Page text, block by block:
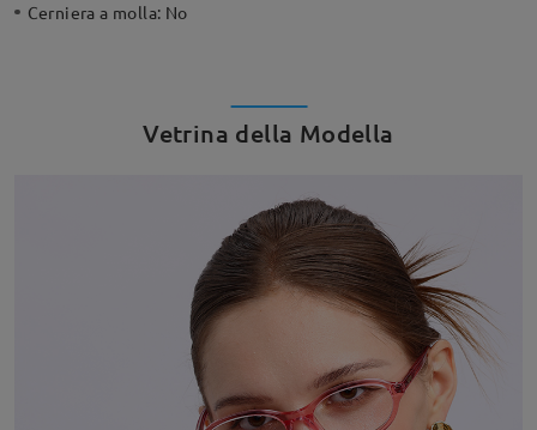
Cerniera a molla: No
Vetrina della Modella